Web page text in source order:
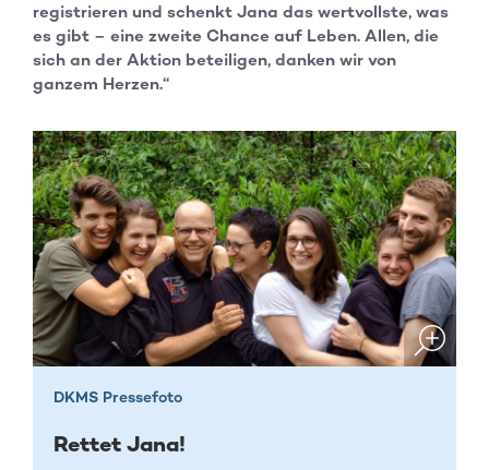
registrieren und schenkt Jana das wertvollste, was
es gibt – eine zweite Chance auf Leben. Allen, die
sich an der Aktion beteiligen, danken wir von
ganzem Herzen.“
DKMS Pressefoto
Rettet Jana!